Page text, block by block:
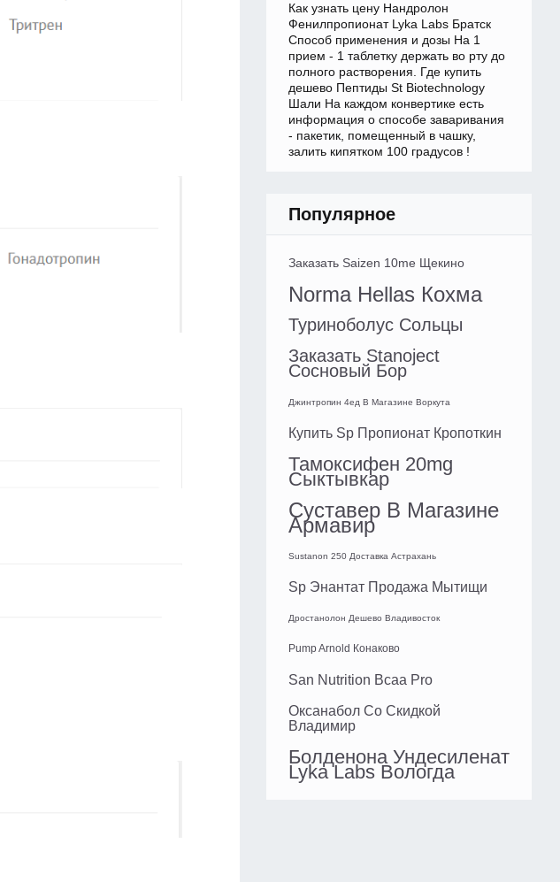
Как узнать цену Нандролон
Фенилпропионат Lyka Labs Братск
Способ применения и дозы На 1
прием - 1 таблетку держать во рту до
полного растворения. Где купить
дешево Пептиды St Biotechnology
Шали На каждом конвертике есть
информация о способе заваривания
- пакетик, помещенный в чашку,
залить кипятком 100 градусов !
Популярное
Заказать Saizen 10me Щекино
Norma Hellas Кохма
Туриноболус Сольцы
Заказать Stanoject
Сосновый Бор
Джинтропин 4ед В Магазине Воркута
Купить Sp Пропионат Кропоткин
Тамоксифен 20mg
Сыктывкар
Суставер В Магазине
Армавир
Sustanon 250 Доставка Астрахань
Sp Энантат Продажа Мытищи
Дростанолон Дешево Владивосток
Pump Arnold Конаково
San Nutrition Bcaa Pro
Оксанабол Со Скидкой
Владимир
Болденона Ундесиленат
Lyka Labs Вологда